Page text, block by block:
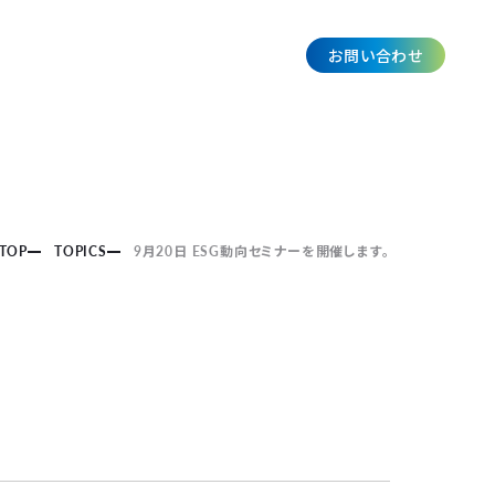
お問い合わせ
TOP TOPICS 9月20日 ESG動向セミナーを開催します。